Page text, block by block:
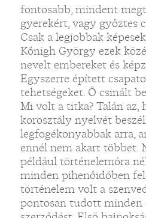
fontosabb, mindent
gyerekért, vagy győztes
Csak a legjobbak
Kőnigh György ezek
nevelt embereket és
Egyszerre épített
tehetségeket. Ő csinált
Mi volt a titka? Talán
korosztály nyelvét
legfogékonyabbak arra,
ennél nem akart többet.
például történelemóra
minden pihenőidőben
történelem volt a
pontosan tudott minden